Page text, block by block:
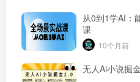
从0到1学AI：
课
10个月前
无人Ai小说掘